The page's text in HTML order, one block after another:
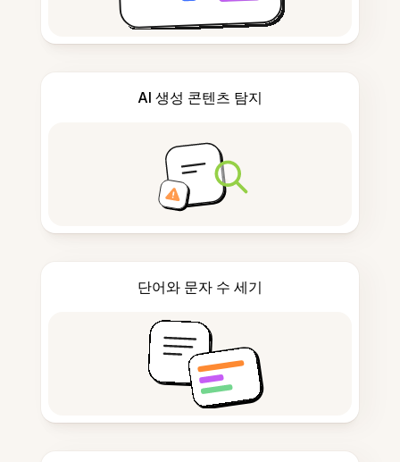
AI 생성 콘텐츠 탐지
단어와 문자 수 세기